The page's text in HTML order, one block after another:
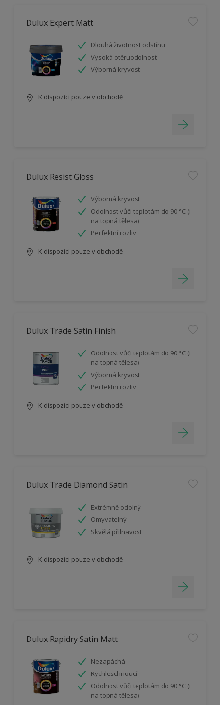
Dulux Expert Matt
Dlouhá životnost odstínu
Vysoká otěruodolnost
Výborná kryvost
K dispozici pouze v obchodě
Dulux Resist Gloss
Výborná kryvost
Odolnost vůči teplotám do 90 °C (i
na topná tělesa)
Perfektní rozliv
K dispozici pouze v obchodě
Dulux Trade Satin Finish
Odolnost vůči teplotám do 90 °C (i
na topná tělesa)
Výborná kryvost
Perfektní rozliv
K dispozici pouze v obchodě
Dulux Trade Diamond Satin
Extrémně odolný
Omyvatelný
Skvělá přilnavost
K dispozici pouze v obchodě
Dulux Rapidry Satin Matt
Nezapáchá
Rychleschnoucí
Odolnost vůči teplotám do 90 °C (i
na topná tělesa)